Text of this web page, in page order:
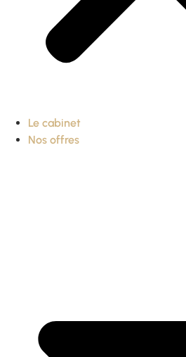
Le cabinet
Nos offres